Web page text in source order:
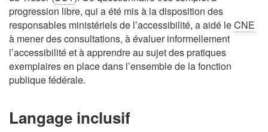
progression libre, qui a été mis à la disposition des
responsables ministériels de l’accessibilité, a aidé leCNE
à mener des consultations, à évaluer informellement
l’accessibilité et à apprendre au sujet des pratiques
exemplaires en place dans l’ensemble de la fonction
publique fédérale.
Langage inclusif